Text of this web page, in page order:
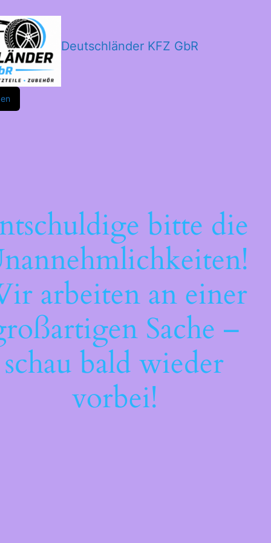
Deutschländer KFZ GbR
bitte die
arbeiten an einer
Sache –
schau bald wieder
vorbei!